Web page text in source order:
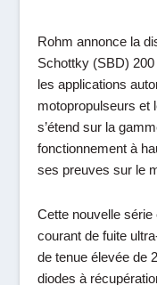
Rohm annonce la
Schottky (SBD) 200
les applications
motopropulseurs et
s’étend sur la
fonctionnement à
ses preuves sur le
Cette nouvelle
courant de fuite
de tenue élevée de
diodes à